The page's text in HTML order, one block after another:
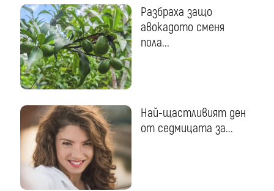
Разбраха защо
авокадото сменя
пола...
Най-щастливият ден
от седмицата за...